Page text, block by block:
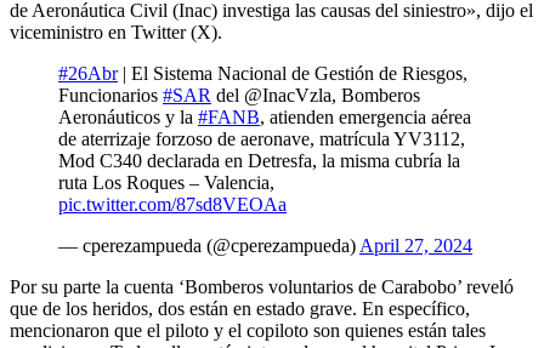
de Aeronáutica Civil (Inac) investiga las causas del siniestro», dijo el
viceministro en Twitter (X).
#26Abr| El Sistema Nacional de Gestión de Riesgos,
Funcionarios #SAR del @InacVzla, Bomberos
Aeronáuticos y la #FANB, atienden emergencia aérea
de aterrizaje forzoso de aeronave, matrícula YV3112,
Mod C340 declarada en Detresfa, la misma cubría la
ruta Los Roques – Valencia,
pic.twitter.com/87sd8VEOAa
— cperezampueda (@cperezampueda) April 27, 2024
Por su parte la cuenta ‘Bomberos voluntarios de Carabobo’ reveló
que de los heridos, dos están en estado grave. En específico,
mencionaron que el piloto y el copiloto son quienes están tales